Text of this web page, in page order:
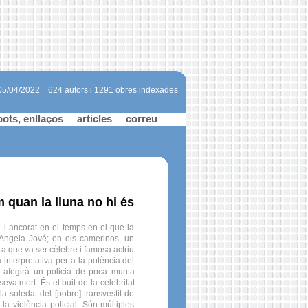
624 autors i 1291 obres indexades
04/2022
enllaços articles correu
quan la lluna no hi és
i ancorat en el temps en el que la
Jové; en els camerinos, un
que va ser cèlebre i famosa actriu
per a la potència del
afegirà un policia de poca munta
mort. És el buit de la celebritat
soledat del [pobre] transvestit de
violència policial. Són múltiples